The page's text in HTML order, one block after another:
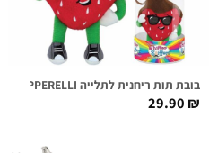
בובת תות ריחנית לתלייה DANNY DIPPERELLI
29.90₪